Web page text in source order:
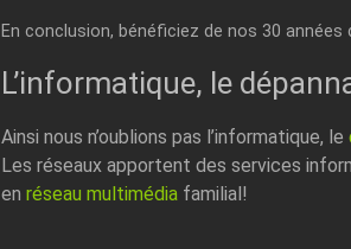
En conclusion, bénéficiez de nos 30 années
L’informatique, le
Ainsi nous n’oublions pas l’informatique, le
Les réseaux apportent des services
en réseau multimédia familial!